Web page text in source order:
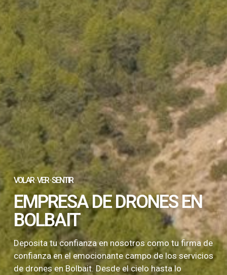
VOLAR · VER · SENTIR
EMPRESA DE DRONES EN
BOLBAIT
Deposita tu confianza en nosotros como tu firma de
confianza en el emocionante campo de los servicios
de drones en Bolbait. Desde el cielo hasta lo